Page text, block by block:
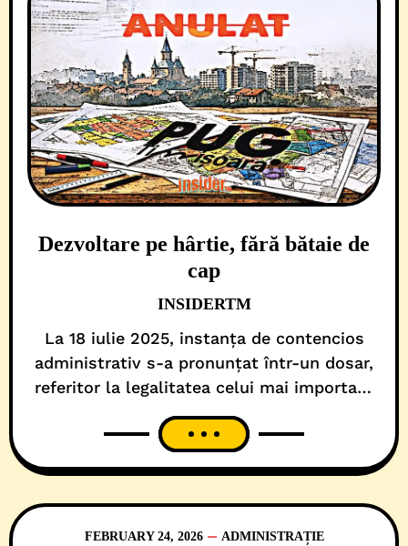
Dezvoltare pe hârtie, fără bătaie de
cap
INSIDERTM
La 18 iulie 2025, instanța de contencios
administrativ s-a pronunțat într-un dosar,
referitor la legalitatea celui mai important
document de planificare urbană al orașului.
Da, chiar pe Planul Urbanistic General
(PUG) al Timișoarei. Practic, sentința civilă
pământ cu viziunea administrației USR.
Atunci, judecătorii au făcut-o, pe scurt,
FEBRUARY 24, 2026 ADMINISTRAȚIE